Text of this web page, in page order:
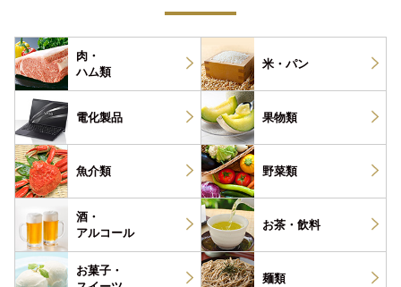
肉・
ハム類
米・パン
電化製品 果物類
魚介類 野菜類
酒・
アルコール
お茶・ 飲料
お菓子・
麺類